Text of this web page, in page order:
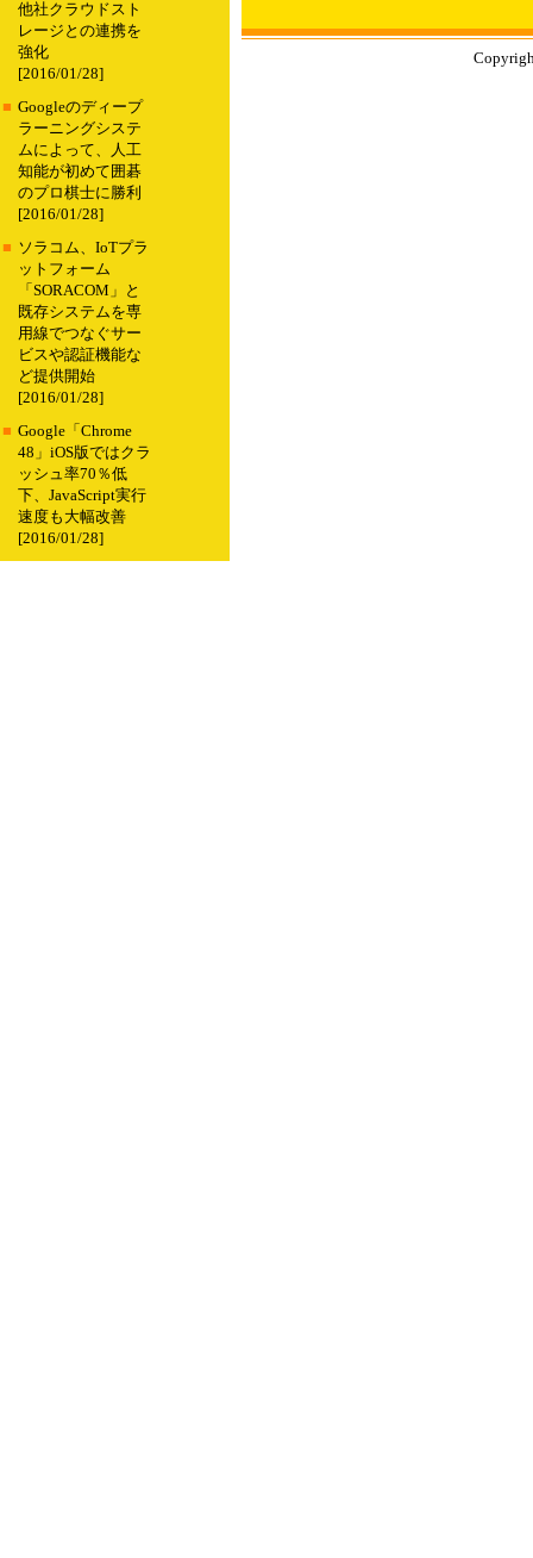
他社クラウドスト
レージとの連携を
強化
[2016/01/28]
■ Googleのディープ
ラーニングシステ
ムによって、人工
知能が初めて囲碁
のプロ棋士に勝利
[2016/01/28]
■ ソラコム、IoTプラ
ットフォーム
「SORACOM」と
既存システムを専
用線でつなぐサー
ビスや認証機能な
ど提供開始
[2016/01/28]
■ Google「Chrome
48」iOS版ではクラ
ッシュ率70％低
下、JavaScript実行
速度も大幅改善
[2016/01/28]